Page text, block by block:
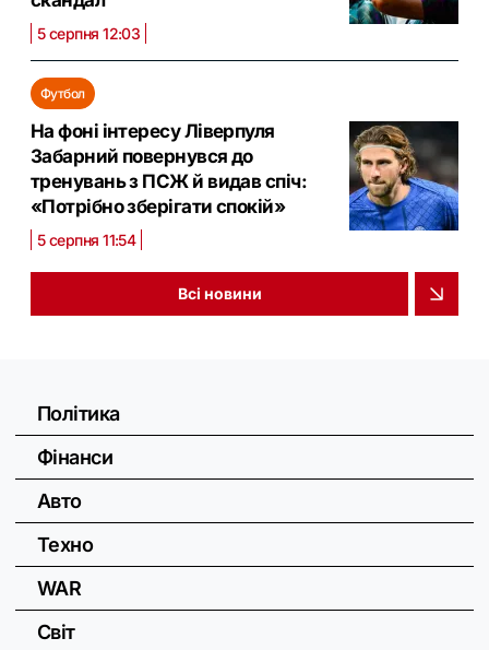
5 серпня 12:03
Футбол
На фоні інтересу Ліверпуля
Забарний повернувся до
тренувань з ПСЖ й видав спіч:
«Потрібно зберігати спокій»
5 серпня 11:54
Всі новини
Політика
Фінанси
Авто
Техно
WAR
Світ